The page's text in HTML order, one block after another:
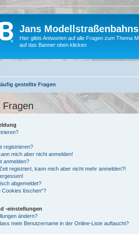
Jans
Hier gibts Antworten auf alle Fragen zum Thema
auf das Banner oben klicken
gestellte Fragen
Fragen
registrieren?
mich aber nicht anmelden!
anmelden?
registriert, kann mich aber nicht mehr anmelden?!
abgemeldet?
Cookies löschen“?
-einstellungen
ändern?
mein Benutzername in der Online-Liste auftaucht?